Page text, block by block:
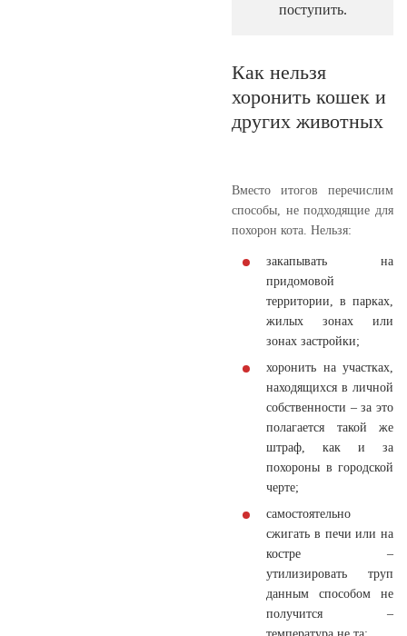
поступить.
Как нельзя
хоронить кошек и
других животных
Вместо итогов перечислим
способы, не подходящие для
похорон кота. Нельзя:
закапывать на
придомовой
территории, в парках,
жилых зонах или
зонах застройки;
хоронить на участках,
находящихся в личной
собственности – за это
полагается такой же
штраф, как и за
похороны в городской
черте;
самостоятельно
сжигать в печи или на
костре –
утилизировать труп
данным способом не
получится –